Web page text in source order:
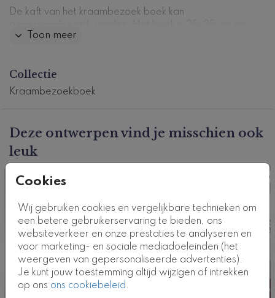
Cookies
Wij gebruiken cookies en vergelijkbare technieken om
een betere gebruikerservaring te bieden, ons
websiteverkeer en onze prestaties te analyseren en
voor marketing- en sociale mediadoeleinden (het
weergeven van gepersonaliseerde advertenties).
Je kunt jouw toestemming altijd wijzigen of intrekken
op ons ons cookiebeleid.
De kaft van het kraambezoek boek kan
heeft 72 pagina's (36 vellen) die zijn voorgedrukt met
Dit kraambezoekboek past perfect bij
geboortekaartje. Hulp nodig bij het ontwerpen van
Klik voor alle kraamboeken.
Dit product maakt deel uit van
Kaartcode: KB-0866-m2
Toon meer
Collectie
Kraambezoekboek
Deze ontwerpen vind je misschien ook
leuk